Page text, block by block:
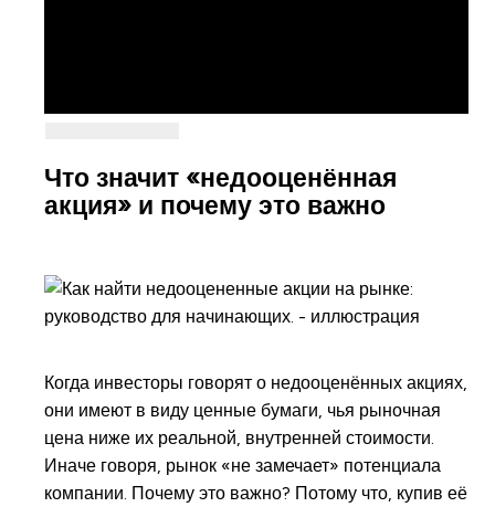
Что значит «недооценённая
акция» и почему это важно
Когда инвесторы говорят о недооценённых акциях,
они имеют в виду ценные бумаги, чья рыночная
цена ниже их реальной, внутренней стоимости.
Иначе говоря, рынок «не замечает» потенциала
компании. Почему это важно? Потому что, купив её